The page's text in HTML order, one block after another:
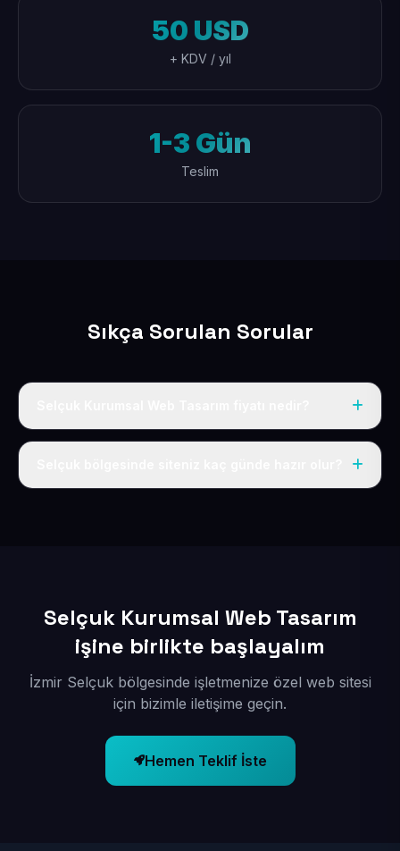
50 USD
+ KDV / yıl
1-3 Gün
Teslim
Sıkça Sorulan Sorular
Tek fiyat uygulanır: yıllık 50 USD + KDV. Bu bedele alan
Selçuk Kurumsal Web Tasarım
işine birlikte başlayalım
İzmir Selçuk bölgesinde işletmenize özel web sitesi
için bizimle iletişime geçin.
Hemen Teklif İste